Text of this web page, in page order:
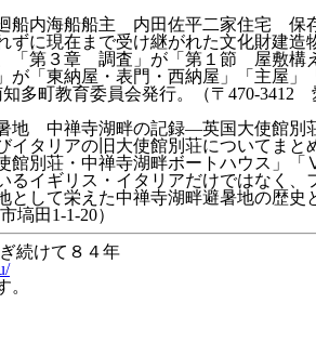
船内海船船主 内田佐平二家住宅 保
ずに現在まで受け継がれた文化財
「第３章 調査」が「第１節 屋敷
「東納屋・表門・西納屋」「主屋
多町教育委員会発行。（〒470-3412
地 中禅寺湖畔の記録―英国大使館別
びイタリアの旧大使館別荘につい
別荘・中禅寺湖畔ボートハウス」
イギリス・イタリアだけではなく
として栄えた中禅寺湖畔避暑地の歴
塙田1-1-20）
続けて８４年
。